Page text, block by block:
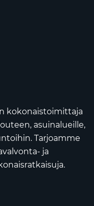
kokonaistoimittaja
asuinalueille,
Tarjoamme
ja